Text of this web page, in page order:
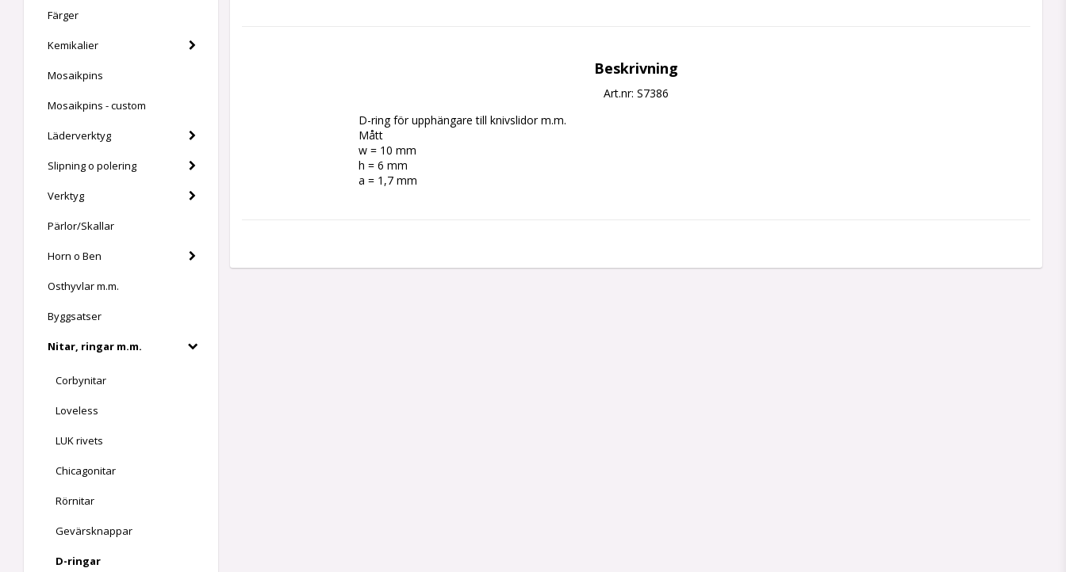
Färger
Kemikalier
Mosaikpins
Mosaikpins - custom
Läderverktyg
Slipning o polering
Verktyg
Pärlor/Skallar
Horn o Ben
Osthyvlar m.m.
Byggsatser
Nitar, ringar m.m.
Corbynitar
Loveless
LUK rivets
Chicagonitar
Rörnitar
Gevärsknappar
D-ringar
Beskrivning
Art.nr: S7386
D-ring för upphängare till knivslidor m.m.
Mått
w = 10 mm
h = 6 mm
a = 1,7 mm